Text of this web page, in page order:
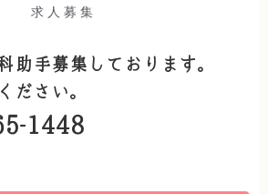
求人募集
助手募集しております。
ださい。
1448